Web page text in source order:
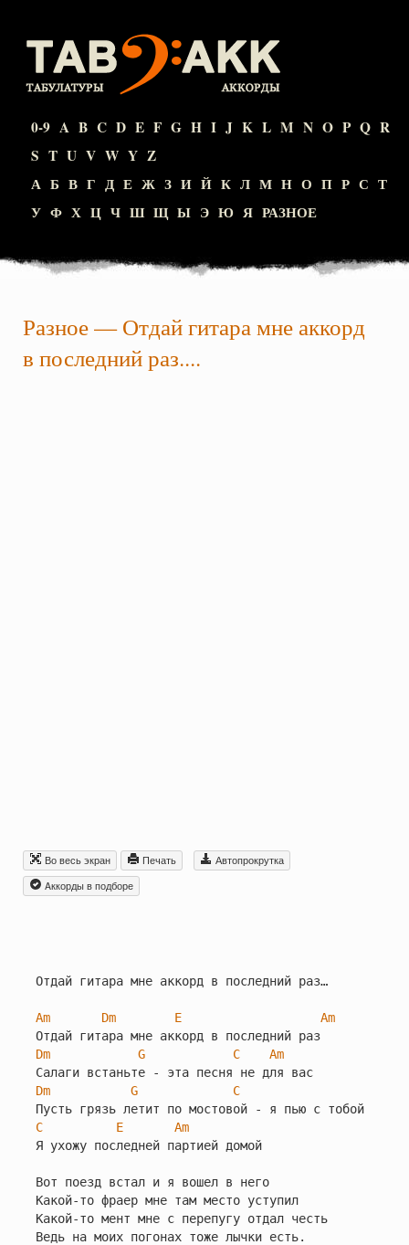
0-9 A B C D E F G H I J K L M N O P Q R
S T U V W Y Z
А Б В Г Д Е Ж З И Й К Л М Н О П Р С Т
У Ф Х Ц Ч Ш Щ Ы Э Ю Я РАЗНОЕ
Разное—Отдай гитара мне аккорд
в последний раз....
Во весь экран Печать
Автопрокрутка
Aккорды в подборе
Отдай гитара мне аккорд в последний раз…
Am Dm E
Am
Dm
G C
Am
Dm
G
C
C
E
Am
Я ухожу последней партией домой
Вот поезд встал и я вошел в него
Какой-то фраер мне там место уступил
Какой-то мент мне с перепугу отдал честь
Ведь на моих погонах тоже лычки есть.